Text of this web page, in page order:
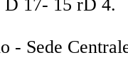
17- 15 rD 4.
- Sede